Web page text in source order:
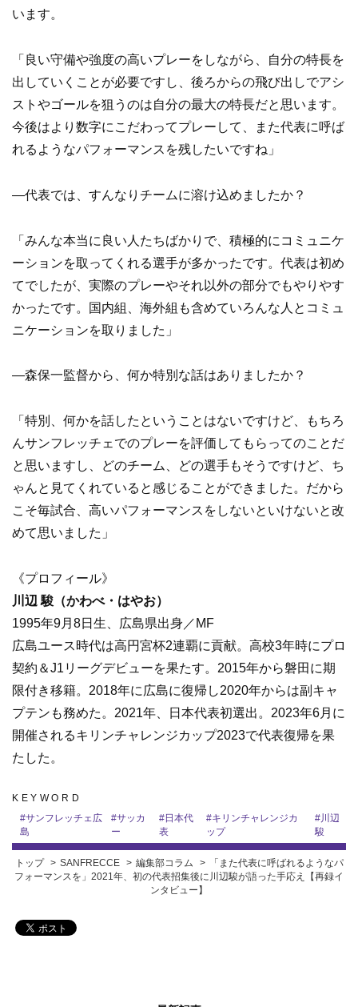
います。
「良い守備や強度の高いプレーをしながら、自分の特長を
出していくことが必要ですし、後ろからの飛び出しでアシ
ストやゴールを狙うのは自分の最大の特長だと思います。
今後はより数字にこだわってプレーして、また代表に呼ば
れるようなパフォーマンスを残したいですね」
—代表では、すんなりチームに溶け込めましたか？
「みんな本当に良い人たちばかりで、積極的にコミュニケ
ーションを取ってくれる選手が多かったです。代表は初め
てでしたが、実際のプレーやそれ以外の部分でもやりやす
かったです。国内組、海外組も含めていろんな人とコミュ
ニケーションを取りました」
—森保一監督から、何か特別な話はありましたか？
「特別、何かを話したということはないですけど、もちろ
んサンフレッチェでのプレーを評価してもらってのことだ
と思いますし、どのチーム、どの選手もそうですけど、ち
ゃんと見てくれていると感じることができました。だから
こそ毎試合、高いパフォーマンスをしないといけないと改
めて思いました」
《プロフィール》
川辺 駿（かわべ・はやお）
1995年9月8日生、広島県出身／MF
広島ユース時代は高円宮杯2連覇に貢献。高校3年時にプロ
契約＆J1リーグデビューを果たす。2015年から磐田に期
限付き移籍。2018年に広島に復帰し2020年からは副キャ
プテンも務めた。2021年、日本代表初選出。2023年6月に
開催されるキリンチャレンジカップ2023で代表復帰を果
たした。
KEYWORD
#サンフレッチェ広
島
#サッカ
ー
#日本代
表
#キリンチャレンジカ
ップ
#川辺
駿
トップ SANFRECCE 編集部コラム
「また代表に呼ばれるようなパ
フォーマンスを」2021年、初の代表招集後に川辺駿が語った手応え【再録イ
ンタビュー】